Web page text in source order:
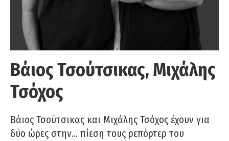
Βάιος Τσούτσικας, Μιχάλης
Τσόχος
Βάιος Τσούτσικας και Μιχάλης Τσόχος έχουν για
δύο ώρες στην… πίεση τους ρεπόρτερ του